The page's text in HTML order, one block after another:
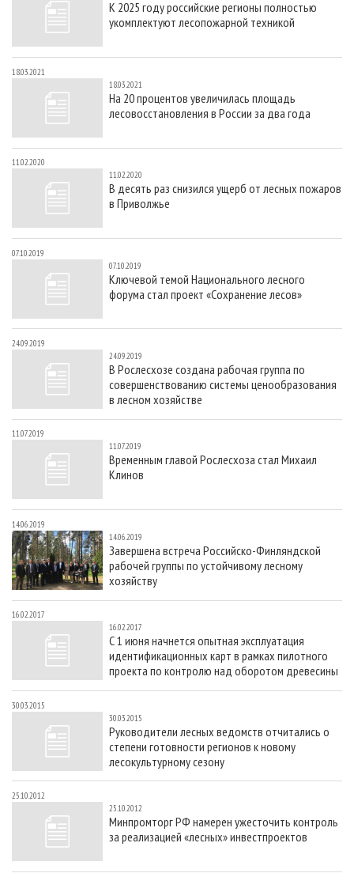
СУШКА ДРЕВЕСИНЫ
ПРОИЗВОДСТВО ДРЕВЕСНЫХ ПЛИТ
ДЕРЕВЯННОЕ ДОМОСТРОЕНИЕ
ПРОИЗВОДСТВО МЕБЕЛИ
БИОЭНЕРГЕТИКА
ЦБП
ИНСТРУМЕНТ И МАТЕРИАЛЫ
ПЕРСОНЫ
МОБИЛЬНЫЕ ВЫСТАВКИ
ПРИОРИТЕТНЫЕ ИНВЕСТПРОЕКТЫ
RUSSIAN FORESTRY REVIEW
ГАЗЕТА ЛЕСПРОМФОРУМ
БИБЛИОТЕКА СПЕЦИАЛИСТА
КОНТАКТЫ
РЕКЛАМА
К 2025 году российские регионы полностью
укомплектуют лесопожарной техникой
18.03.2021
18.03.2021
На 20 процентов увеличилась площадь
лесовосстановления в России за два года
11.02.2020
11.02.2020
В десять раз снизился ущерб от лесных пожаров
в Приволжье
07.10.2019
07.10.2019
Ключевой темой Национального лесного
форума стал проект «Сохранение лесов»
24.09.2019
24.09.2019
В Рослесхозе создана рабочая группа по
совершенствованию системы ценообразования
в лесном хозяйстве
11.07.2019
11.07.2019
Временным главой Рослесхоза стал Михаил
Клинов
14.06.2019
14.06.2019
Завершена встреча Российско-Финляндской
рабочей группы по устойчивому лесному
хозяйству
16.02.2017
16.02.2017
С 1 июня начнется опытная эксплуатация
идентификационных карт в рамках пилотного
проекта по контролю над оборотом древесины
30.03.2015
30.03.2015
Руководители лесных ведомств отчитались о
степени готовности регионов к новому
лесокультурному сезону
25.10.2012
25.10.2012
Минпромторг РФ намерен ужесточить контроль
за реализацией «лесных» инвестпроектов